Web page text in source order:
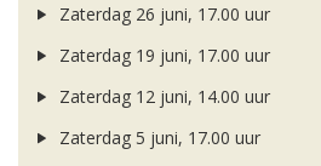
Zaterdag 26 juni, 17.00 uur
Zaterdag 19 juni, 17.00 uur
Zaterdag 12 juni, 14.00 uur
Zaterdag 5 juni, 17.00 uur